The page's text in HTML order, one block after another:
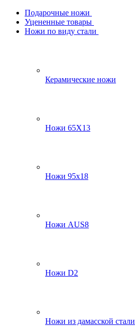
Подарочные ножи
Уцененные товары
Ножи по виду стали
Керамические ножи
Ножи 65Х13
Ножи 95х18
Ножи AUS8
Ножи D2
Ножи из дамасской стали